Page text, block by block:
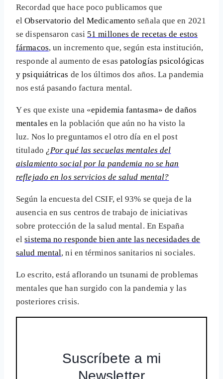
Recordad que hace poco publicamos que
elObservatorio del Medicamento señala que en 2021
se dispensaron casi 51 millones de recetas de estos
fármacos, un incremento que, según esta institución,
responde al aumento de esas patologías psicológicas
y psiquiátricas de los últimos dos años. La pandemia
nos está pasando factura mental.
Y es que existe una «epidemia fantasma» de daños
mentales en la población que aún no ha visto la
luz. Nos lo preguntamos el otro día en el post
titulado ¿Por qué las secuelas mentales del
aislamiento social por la pandemia no se han
reflejado en los servicios de salud mental?
Según la encuesta del CSIF, el 93% se queja de la
ausencia en sus centros de trabajo de iniciativas
sobre protección de la salud mental. En España
elsistema no responde bien ante las necesidades de
salud mental, ni en términos sanitarios ni sociales.
Lo escrito, está aflorando un tsunami de problemas
mentales que han surgido con la pandemia y las
posteriores crisis.
Suscríbete a mi
Newsletter